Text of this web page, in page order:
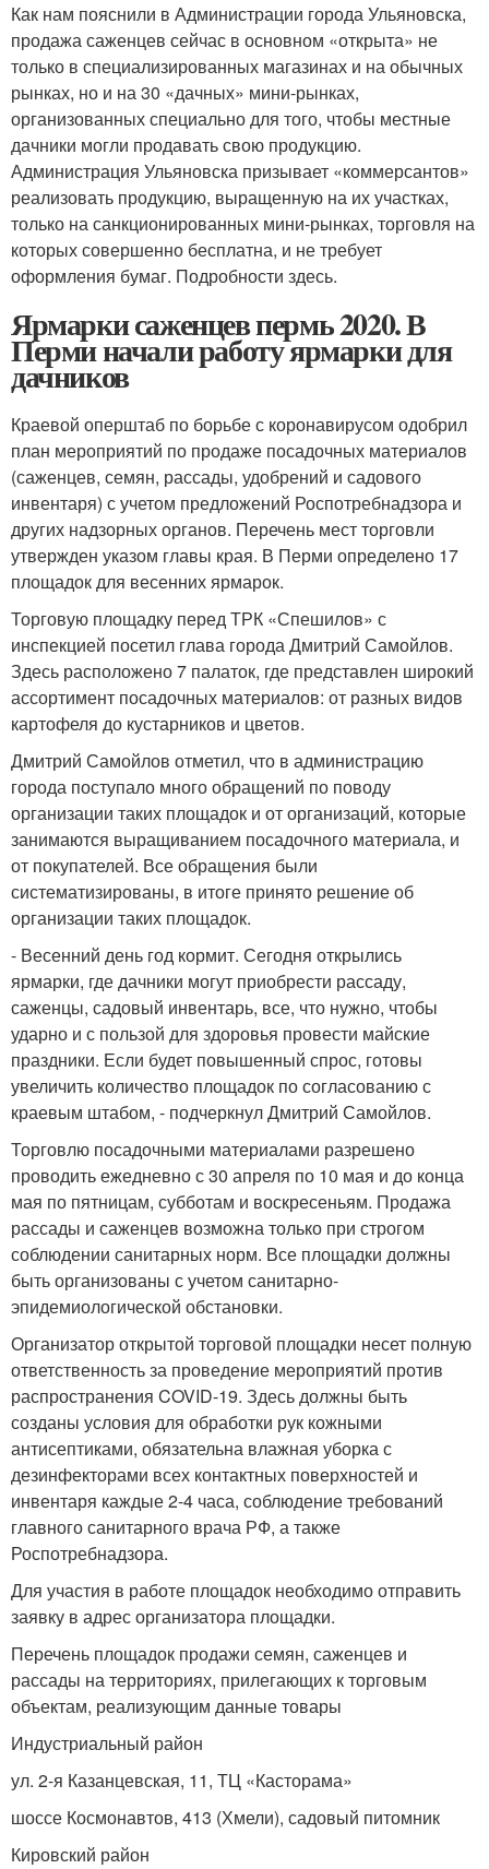
Как нам пояснили в Администрации города Ульяновска,
продажа саженцев сейчас в основном «открыта» не
только в специализированных магазинах и на обычных
рынках, но и на 30 «дачных» мини-рынках,
организованных специально для того, чтобы местные
дачники могли продавать свою продукцию.
Администрация Ульяновска призывает «коммерсантов»
реализовать продукцию, выращенную на их участках,
только на санкционированных мини-рынках, торговля на
которых совершенно бесплатна, и не требует
оформления бумаг. Подробности здесь.
Ярмарки саженцев пермь 2020. В
Перми начали работу ярмарки для
дачников
Краевой оперштаб по борьбе с коронавирусом одобрил
план мероприятий по продаже посадочных материалов
(саженцев, семян, рассады, удобрений и садового
инвентаря) с учетом предложений Роспотребнадзора и
других надзорных органов. Перечень мест торговли
утвержден указом главы края. В Перми определено 17
площадок для весенних ярмарок.
Торговую площадку перед ТРК «Спешилов» с
инспекцией посетил глава города Дмитрий Самойлов.
Здесь расположено 7 палаток, где представлен широкий
ассортимент посадочных материалов: от разных видов
картофеля до кустарников и цветов.
Дмитрий Самойлов отметил, что в администрацию
города поступало много обращений по поводу
организации таких площадок и от организаций, которые
занимаются выращиванием посадочного материала, и
от покупателей. Все обращения были
систематизированы, в итоге принято решение об
организации таких площадок.
- Весенний день год кормит. Сегодня открылись
ярмарки, где дачники могут приобрести рассаду,
саженцы, садовый инвентарь, все, что нужно, чтобы
ударно и с пользой для здоровья провести майские
праздники. Если будет повышенный спрос, готовы
увеличить количество площадок по согласованию с
краевым штабом, - подчеркнул Дмитрий Самойлов.
Торговлю посадочными материалами разрешено
проводить ежедневно с 30 апреля по 10 мая и до конца
мая по пятницам, субботам и воскресеньям. Продажа
рассады и саженцев возможна только при строгом
соблюдении санитарных норм. Все площадки должны
быть организованы с учетом санитарно-
эпидемиологической обстановки.
Организатор открытой торговой площадки несет полную
ответственность за проведение мероприятий против
распространения COVID-19. Здесь должны быть
созданы условия для обработки рук кожными
антисептиками, обязательна влажная уборка с
дезинфекторами всех контактных поверхностей и
инвентаря каждые 2-4 часа, соблюдение требований
главного санитарного врача РФ, а также
Роспотребнадзора.
Для участия в работе площадок необходимо отправить
заявку в адрес организатора площадки.
Перечень площадок продажи семян, саженцев и
рассады на территориях, прилегающих к торговым
объектам, реализующим данные товары
Индустриальный район
ул. 2-я Казанцевская, 11, ТЦ «Касторама»
шоссе Космонавтов, 413 (Хмели), садовый питомник
Кировский район